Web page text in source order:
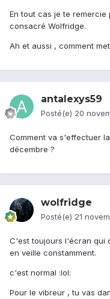
En tout cas je te
consacré Wolfridge.
Ah et aussi , comment
antalexys59
Posté(e) 20
Comment va s'effectuer
décembre ?
wolfridge
Posté(e) 21
C'est toujours l'écran qui
en veille constamment.
c'est normal :lol:
Pour le vibreur , tu vas